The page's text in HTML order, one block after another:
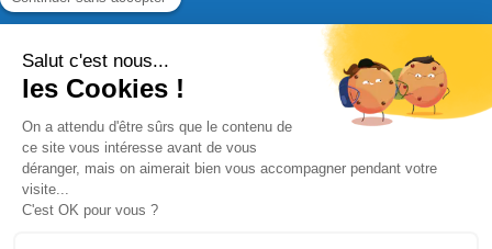
Commande Papier Qui sommes nous Nous contacter |
Paiement sécurisé